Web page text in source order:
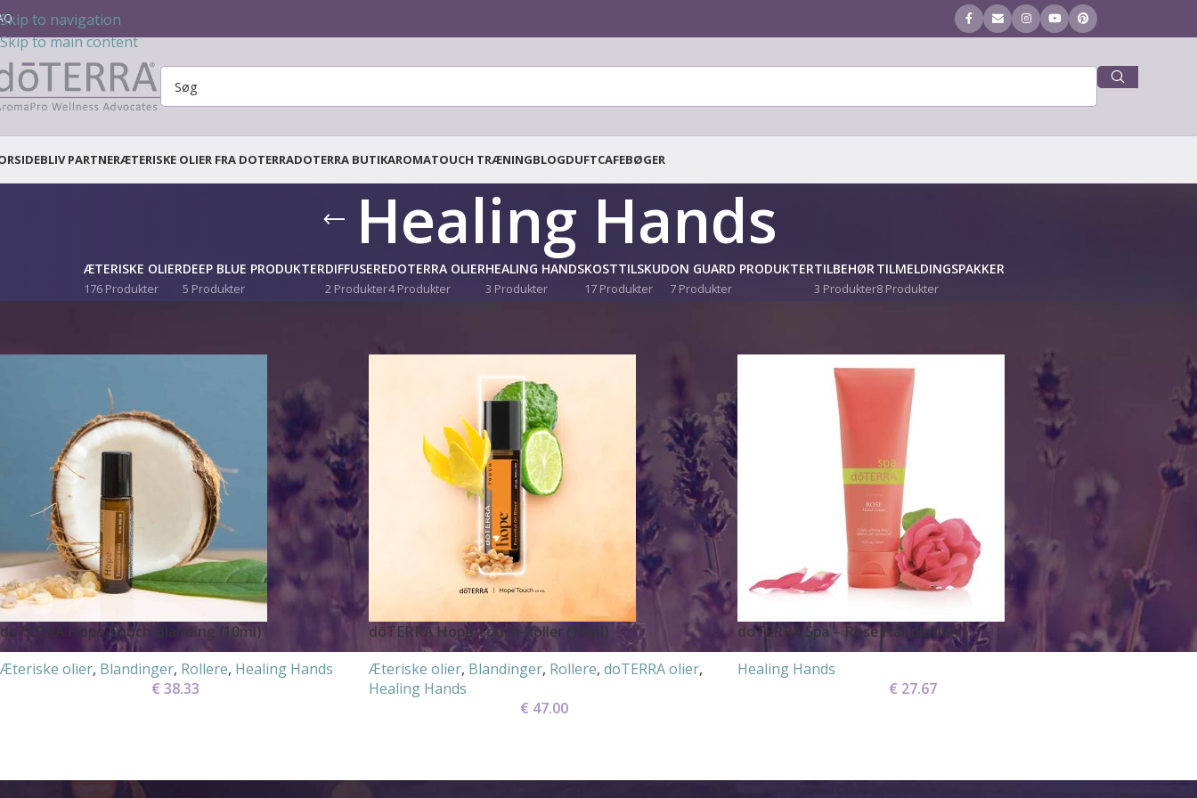
Skip to navigation
Skip to main content
BLIV PARTNERÆTERISKE OLIER FRA DOTERRADOTERRA BUTIKAROMATOUCH TRÆNINGBLOGDUFTCAFEBØGER
Healing Hands
ÆTERISKE OLIER
176 Produkter
DEEP BLUE PRODUKTER
5 Produkter
DIFFUSERE
2 Produkter
DOTERRA OLIER
4 Produkter
HEALING HANDS
3 Produkter
KOSTTILSKUD
17 Produkter
ON GUARD PRODUKTER
7 Produkter
TILBEHØR
3 Produkter
TILMELDINGSPAKKER
8 Produkter
doTERRA Hope Touch Blanding (10ml)
Æteriske olier, Blandinger, Rollere, Healing Hands
€ 38.33
dōTERRA Hope Touch Roller (10ml)
Æteriske olier, Blandinger, Rollere, doTERRA olier,
Healing Hands
€ 47.00
doTERRA Spa – Rose Håndlotion
Healing Hands
€ 27.67